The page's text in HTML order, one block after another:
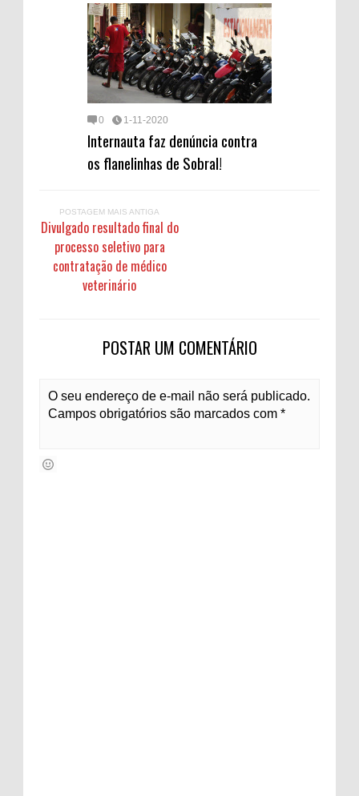
0 1-11-2020
Internauta faz denúncia contra
os flanelinhas de Sobral!
POSTAGEM MAIS ANTIGA
Divulgado resultado final do
processo seletivo para
contratação de médico
veterinário
POSTAR UM COMENTÁRIO
O seu endereço de e-mail não será publicado.
Campos obrigatórios são marcados com *